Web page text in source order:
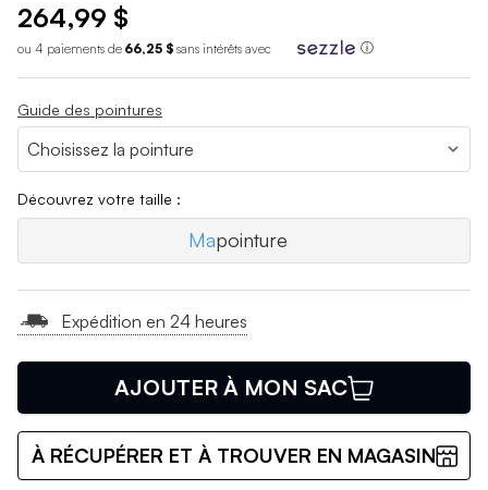
264,99 $
ou 4 paiements de 66,25 $ sans intérêts avec ⓘ
Guide des pointures
Découvrez votre taille :
Mapointure
Expédition en 24 heures
AJOUTER À MON SAC
À RÉCUPÉRER ET À TROUVER EN MAGASIN